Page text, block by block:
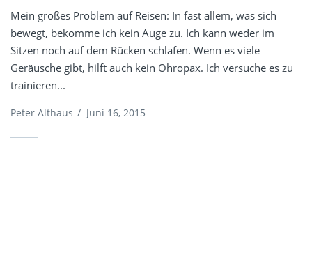
Mein großes Problem auf Reisen: In fast allem, was sich
bewegt, bekomme ich kein Auge zu. Ich kann weder im
Sitzen noch auf dem Rücken schlafen. Wenn es viele
Geräusche gibt, hilft auch kein Ohropax. Ich versuche es zu
trainieren...
Peter Althaus / Juni 16, 2015